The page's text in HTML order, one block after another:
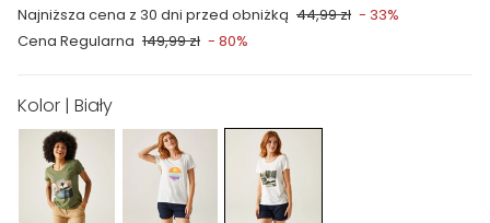
Cena Regularna 149,99 zł - 80%
Najniższa cena z 30 dni przed obniżką 44,99 zł - 33%
Kolor | Biały